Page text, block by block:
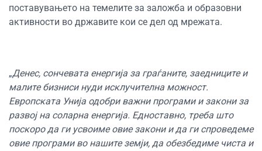
поставувањето на темелите за заложба и образовни
активности во државите кои се дел од мрежата.
„Денес, сончевата енергија за граѓаните, заедниците и
малите бизниси нуди исклучителна можност.
Европската Унија одобри важни програми и закони за
развој на соларна енергија. Едноставно, треба што
поскоро да ги усвоиме овие закони и да ги спроведеме
овие програми во нашите земји, да обезбедиме чиста и